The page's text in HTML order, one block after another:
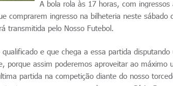
A bola rola às 17 horas, com ingressos
comprarem ingresso na bilheteria neste sábado
transmitida pelo Nosso Futebol.
e que chega a essa partida disputando
porque assim poderemos aproveitar ao máximo
partida na competição diante do nosso